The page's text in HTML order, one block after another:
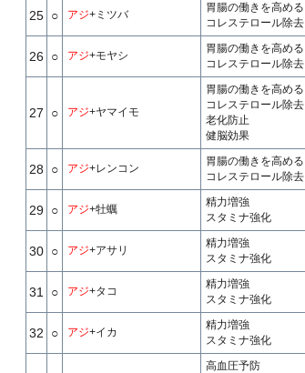
25 ○ アジ+ミツバ
胃腸の働きを高める
コレステロール除去
26 ○ アジ+モヤシ
胃腸の働きを高める
コレステロール除去
27 ○ アジ+ヤマイモ
胃腸の働きを高める
コレステロール除去
老化防止
健脳効果
28 ○ アジ+レンコン
胃腸の働きを高める
コレステロール除去
29 ○ アジ+牡蠣
精力増強
スタミナ強化
30 ○ アジ+アサリ
精力増強
スタミナ強化
31 ○ アジ+タコ
精力増強
スタミナ強化
32 ○ アジ+イカ
精力増強
スタミナ強化
高血圧予防